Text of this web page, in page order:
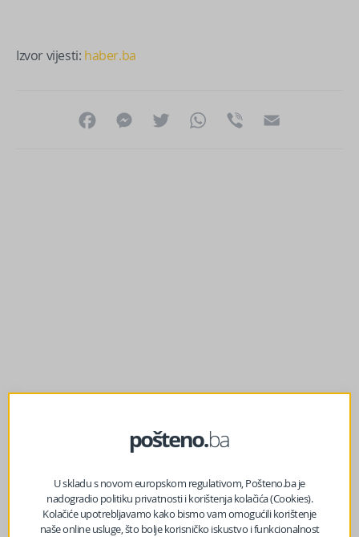
Izvor vijesti: haber.ba
FacebookMessenger
Twitter WhatsApp
Viber
Kako izgleda nova zgrada Univerzitetske biblioteke u
Sarajevu: Izgradnja ulazi u završne infrastrukturne faze
sljedeći članak
STANJE NA PUTEVIMA: Oprez zbog mokrih kolovoza i
U skladu s novom europskom regulativom, Pošteno.ba je
nadogradio politiku privatnosti i korištenja kolačića (Cookies).
Kolačiće upotrebljavamo kako bismo vam omogućili korištenje
naše online usluge, što bolje korisničko iskustvo i funkcionalnost